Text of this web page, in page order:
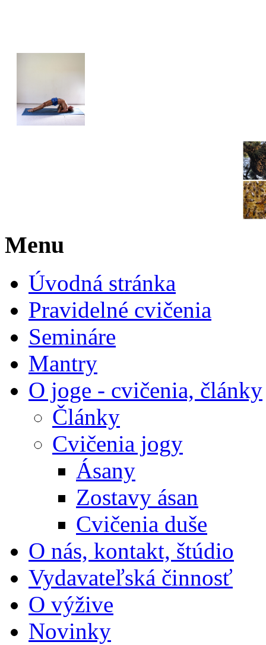
Menu
Úvodná stránka
Pravidelné cvičenia
Semináre
Mantry
O joge - cvičenia, články
Články
Cvičenia jogy
Ásany
Zostavy ásan
Cvičenia duše
O nás, kontakt, štúdio
Vydavateľská činnosť
O výžive
Novinky